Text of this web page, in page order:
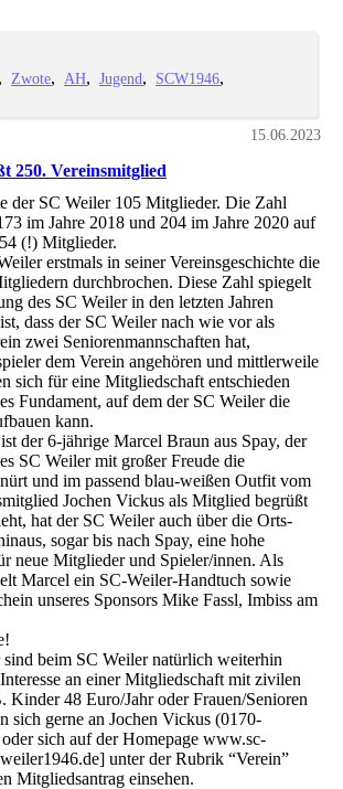
Zwote AH Jugend
SCW1946
15.06.2023
250. Vereinsmitglied
der SC Weiler 105 Mitglieder. Die Zahl
im Jahre 2018 und 204 im Jahre 2020 auf
(!) Mitglieder.
erstmals in seiner Vereinsgeschichte die
durchbrochen. Diese Zahl spiegelt
des SC Weiler in den letzten Jahren
dass der SC Weiler nach wie vor als
zwei Seniorenmannschaften hat,
dem Verein angehören und mittlerweile
sich für eine Mitgliedschaft entschieden
Fundament, auf dem der SC Weiler die
kann.
der 6-jährige Marcel Braun aus Spay, der
SC Weiler mit großer Freude die
und im passend blau-weißen Outfit vom
Jochen Vickus als Mitglied begrüßt
hat der SC Weiler auch über die Orts-
sogar bis nach Spay, eine hohe
neue Mitglieder und Spieler/innen. Als
Marcel ein SC-Weiler-Handtuch sowie
unseres Sponsors Mike Fassl, Imbiss am
beim SC Weiler natürlich weiterhin
an einer Mitgliedschaft mit zivilen
Kinder 48 Euro/Jahr oder Frauen/Senioren
sich gerne an Jochen Vickus (0170-
sich auf der Homepage www.sc-
unter der Rubrik “Verein”
Mitgliedsantrag einsehen.